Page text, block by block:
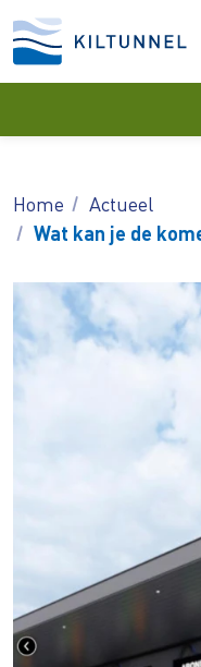
Home
Actueel
Wat kan je de